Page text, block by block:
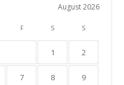
August 2026
F S S
1 2
7 8 9